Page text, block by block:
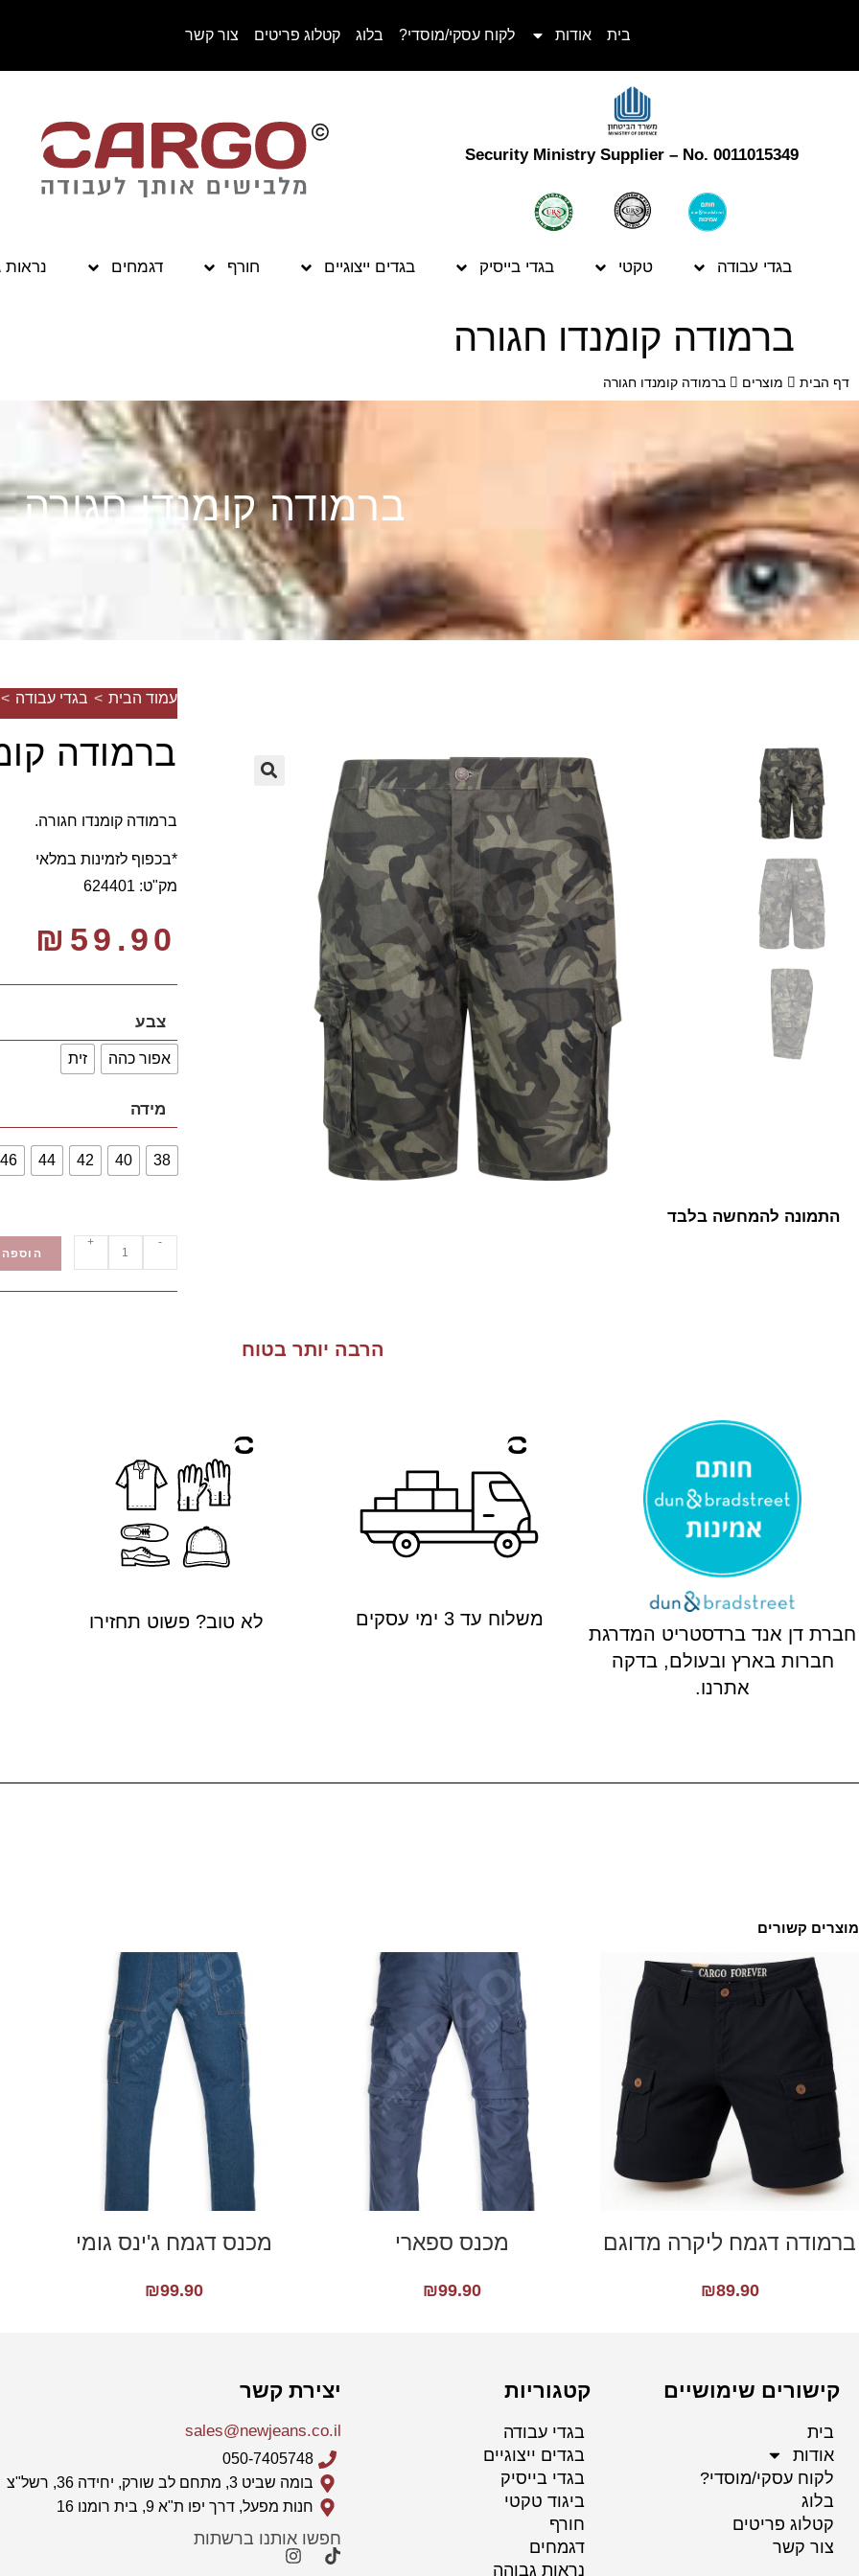
בית אודות לקוח עסקי/מוסדי? בלוג קטלוג פריטים צור קשר
Security Ministry Supplier – No. 0011015349
בגדי עבודה טקטי בגדי בייסיק בגדים ייצוגיים חורף דגמחים נראות
ברמודה קומנדו חגורה
דף הבית מוצרים ברמודה קומנדו חגורה
ברמודה קומנדו חגורה
התמונה להמחשה בלבד
עמוד הבית > בגדי עבודה >
ברמודה
ברמודה קומנדו חגורה.
*בכפוף לזמינות במלאי
מק"ט: 624401
₪ 59.90
צבע
אפור כהה זית
מידה
38
40
42
44
46
-
+
הרבה יותר בטוח
חברת דן אנד ברדסטריט המדרגת
חברות בארץ ובעולם, בדקה
אתרנו.
משלוח עד 3 ימי עסקים לא טוב? פשוט תחזירו
מוצרים קשורים
ברמודה דגמח ליקרה מדוגם
₪89.90
מכנס ספארי
₪99.90
מכנס דגמח ג'ינס גומי
₪99.90
קישורים שימושיים
בית
אודות
לקוח עסקי/מוסדי?
בלוג
קטלוג פריטים
צור קשר
קטגוריות
בגדי עבודה
בגדים ייצוגיים
בגדי בייסיק
ביגוד טקטי
חורף
דגמחים
נראות גבוהה
יצירת קשר
sales@newjeans.co.il
050-7405748
בומה שביט 3, מתחם לב שורק, יחידה 36, רשל"צ
חנות מפעל, דרך יפו ת"א 9, בית רומנו 16
חפשו אותנו ברשתות